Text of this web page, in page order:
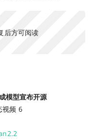
后方可阅读
模型宣布开源
视频 6